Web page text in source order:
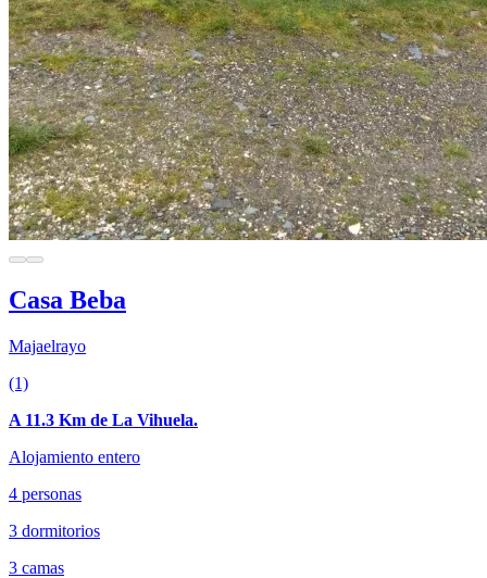
Casa Beba
Majaelrayo
(1)
A 11.3 Km de La Vihuela.
Alojamiento entero
4 personas
3 dormitorios
3 camas